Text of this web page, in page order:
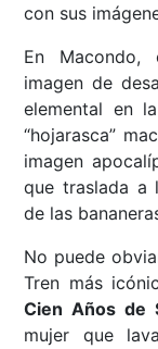
con sus
En Macondo,
imagen de
elemental en
“hojarasca”
imagen
que traslada a
de las
No puede
Tren más
Cien Años de
mujer que